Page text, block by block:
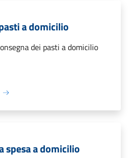
a domicilio
dei pasti a domicilio
spesa a domicilio